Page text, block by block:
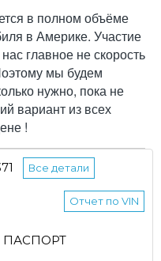
в полном объёме
в Америке. Участие
главное не скорость
мы будем
нужно, пока не
вариант из всех
!
Все детали
Отчет по VIN
ПАСПОРТ